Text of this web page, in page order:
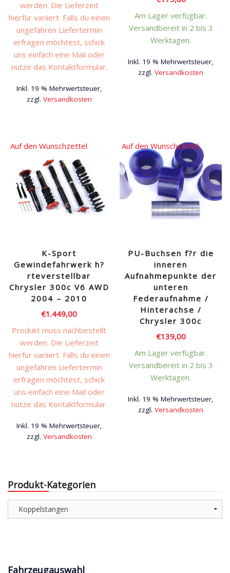
werden. Die Lieferzeit
hierfür variiert. Falls du einen
ungefähren Liefertermin
erfragen möchtest, schick
uns einfach eine Mail oder
nutze das Kontaktformular.
Inkl. 19 % Mehrwertsteuer,
zzgl. Versandkosten
mehrere
Varianten
auf.
Die
Optionen
können
Produktseite
gewählt
werden
Am Lager verfügbar.
Versandbereit in 2 bis 3
Werktagen.
Inkl. 19 % Mehrwertsteuer,
zzgl.Versandkosten
K-Sport
Gewindefahrwerk h?
rteverstellbar
Chrysler 300c V6 AWD
2004 – 2010
€1.449,00
Produkt muss nachbestellt
werden. Die Lieferzeit
hierfür variiert. Falls du einen
ungefähren Liefertermin
erfragen möchtest, schick
uns einfach eine Mail oder
nutze das Kontaktformular.
Inkl. 19 % Mehrwertsteuer,
zzgl. Versandkosten
Auf den Wunschzettel
PU-Buchsen f?r die
inneren
Aufnahmepunkte der
unteren
Federaufnahme /
Hinterachse /
Chrysler 300c
€139,00
Am Lager verfügbar.
Versandbereit in 2 bis 3
Werktagen.
Inkl. 19 % Mehrwertsteuer,
zzgl.Versandkosten
Auf den Wunschzettel
Produkt-Kategorien
Fahrzeugauswahl